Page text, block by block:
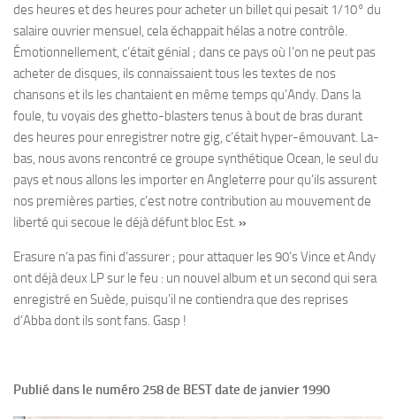
des heures et des heures pour acheter un billet qui pesait 1/10° du
salaire ouvrier mensuel, cela échappait hélas a notre contrôle.
Émotionnellement, c’était génial ; dans ce pays où I’on ne peut pas
acheter de disques, ils connaissaient tous les textes de nos
chansons et ils les chantaient en même temps qu’Andy. Dans la
foule, tu voyais des ghetto-blasters tenus à bout de bras durant
des heures pour enregistrer notre gig, c’était hyper-émouvant. La-
bas, nous avons rencontré ce groupe synthétique Ocean, le seul du
pays et nous allons les importer en Angleterre pour qu’ils assurent
nos premières parties, c’est notre contribution au mouvement de
liberté qui secoue le déjà défunt bloc Est. »
Erasure n‘a pas fini d’assurer ; pour attaquer les 90’s Vince et Andy
ont déjà deux LP sur le feu : un nouvel album et un second qui sera
enregistré en Suède, puisqu’il ne contiendra que des reprises
d’Abba dont ils sont fans. Gasp !
Publié dans le numéro 258 de BEST date de janvier 1990